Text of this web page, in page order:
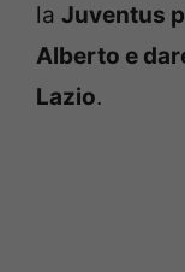
la Juventus
Alberto e
Lazio.